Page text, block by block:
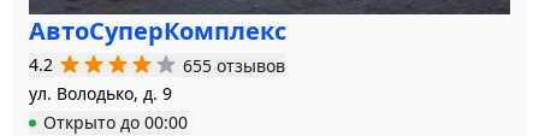
АвтоСуперКомплекс
4.2
655 отзывов
ул. Володько, д. 9
Открыто до 00:00